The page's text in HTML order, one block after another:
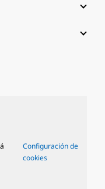
Configuración de
cookies